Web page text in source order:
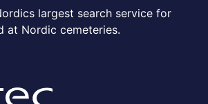
largest search service for
at Nordic cemeteries.